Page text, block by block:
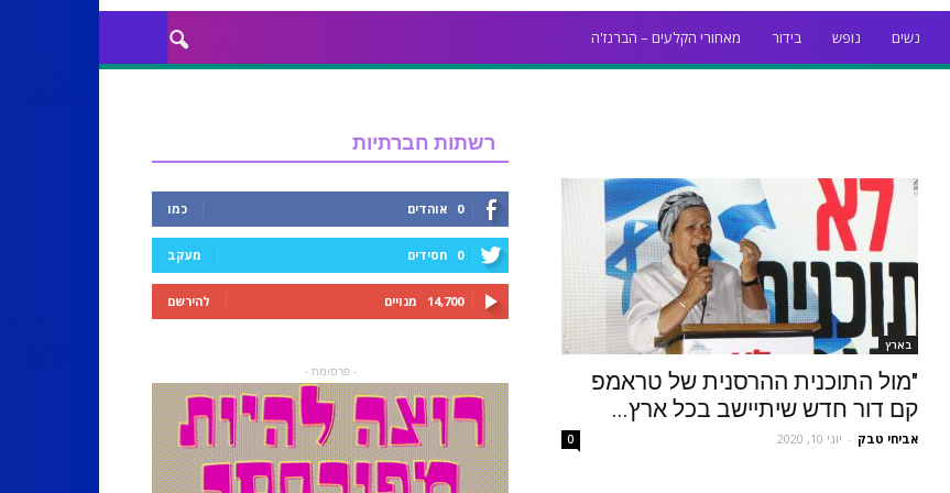
נשים נופש בידור מאחורי הקלעים – הברנז'ה
בארץ
"מול התוכנית ההרסנית של טראמפ
קם דור חדש שיתיישב בכל ארץ...
אביחי טבק - יוני 10, 2020 0
רשתות חברתיות
0 אוהדים כמו
0 חסידים מעקב
14,700 מנויים להירשם
- פרסומת -